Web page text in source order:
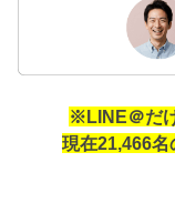
※LINE＠だ
現在21,466名